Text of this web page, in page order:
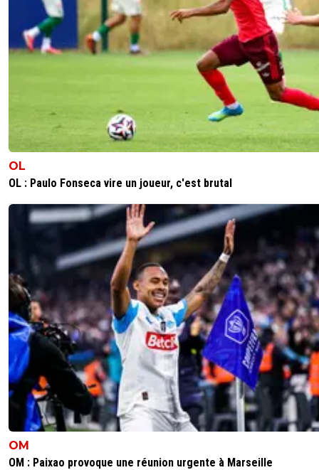
OL
OL : Paulo Fonseca vire un joueur, c'est brutal
OM
OM : Paixao provoque une réunion urgente à Marseille